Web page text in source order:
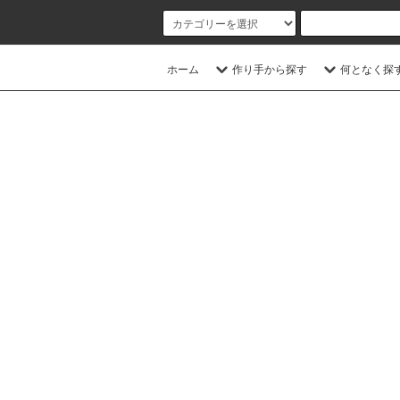
ホーム 作り手から探す 何となく探